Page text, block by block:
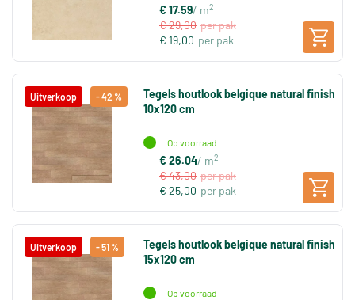
€ 17.59/ m2
€ 29,00 per pak
€ 19,00 per pak
Uitverkoop - 42 %
Tegels houtlook belgique natural finish
10x120 cm
Op voorraad
€ 26.04/ m2
€ 43,00 per pak
€ 25,00 per pak
Uitverkoop - 51 %
Tegels houtlook belgique natural finish
15x120 cm
Op voorraad